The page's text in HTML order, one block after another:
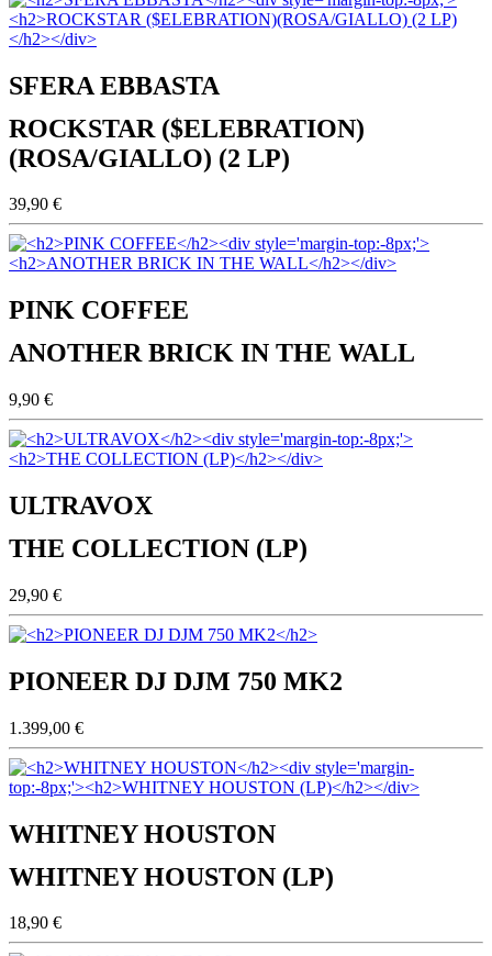
SFERA EBBASTA
ROCKSTAR ($ELEBRATION)
(ROSA/GIALLO) (2 LP)
39,90 €
PINK COFFEE
ANOTHER BRICK IN THE WALL
9,90 €
ULTRAVOX
THE COLLECTION (LP)
29,90 €
PIONEER DJ DJM 750 MK2
1.399,00 €
WHITNEY HOUSTON
WHITNEY HOUSTON (LP)
18,90 €